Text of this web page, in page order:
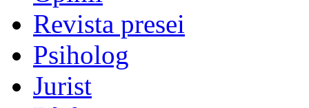
Revista presei
Psiholog
Jurist